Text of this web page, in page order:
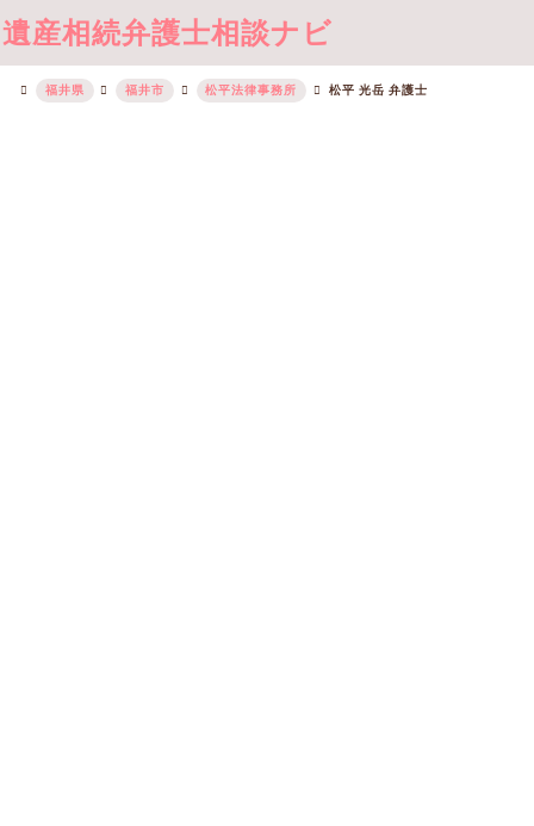
遺産相続弁護士相談ナビ
福井県 福井市 松平法律事務所 松平 光岳 弁護士